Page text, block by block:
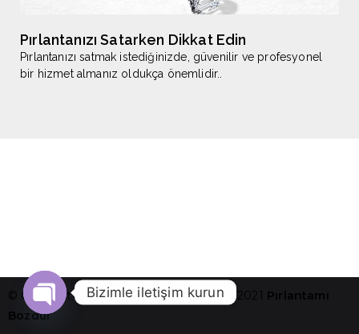
Pırlantanızı Satarken Dikkat Edin
Pırlantanızı satmak istediğinizde, güvenilir ve profesyonel
bir hizmet almanız oldukça önemlidir..
© Copright - Tüm Hakları Saklıdır. 1989 - 2021 Pırlantamı
Bozdur
Bizimle iletişim kurun